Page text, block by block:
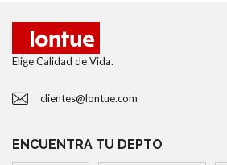
Elige Calidad de Vida.
clientes@lontue.com
ENCUENTRA TU DEPTO